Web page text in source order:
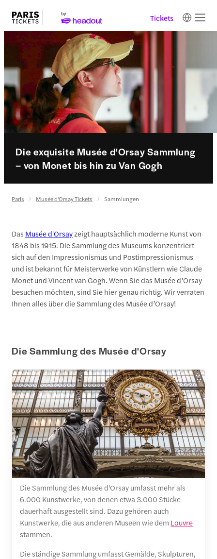
Tickets
Die exquisite Musée d'Orsay Sammlung
– von Monet bis hin zu Van Gogh
Paris Musée d'Orsay Tickets Sammlungen
Das Musée d'Orsayzeigt hauptsächlich moderne Kunst von
1848 bis 1915. Die Sammlung des Museums konzentriert
sich auf den Impressionismus und Postimpressionismus
und ist bekannt für Meisterwerke von Künstlern wie Claude
Monet und Vincent van Gogh. Wenn Sie das Musée d’Orsay
besuchen möchten, sind Sie hier genau richtig. Wir verraten
Ihnen alles über die Sammlung des Musée d’Orsay!
Die Sammlung des Musée d'Orsay
Die Sammlung des Musée d'Orsay umfasst mehr als
6.000 Kunstwerke, von denen etwa 3.000 Stücke
dauerhaft ausgestellt sind. Dazu gehören auch
Kunstwerke, die aus anderen Museen wie dem Louvre
stammen.
Die ständige Sammlung umfasst Gemälde, Skulpturen,